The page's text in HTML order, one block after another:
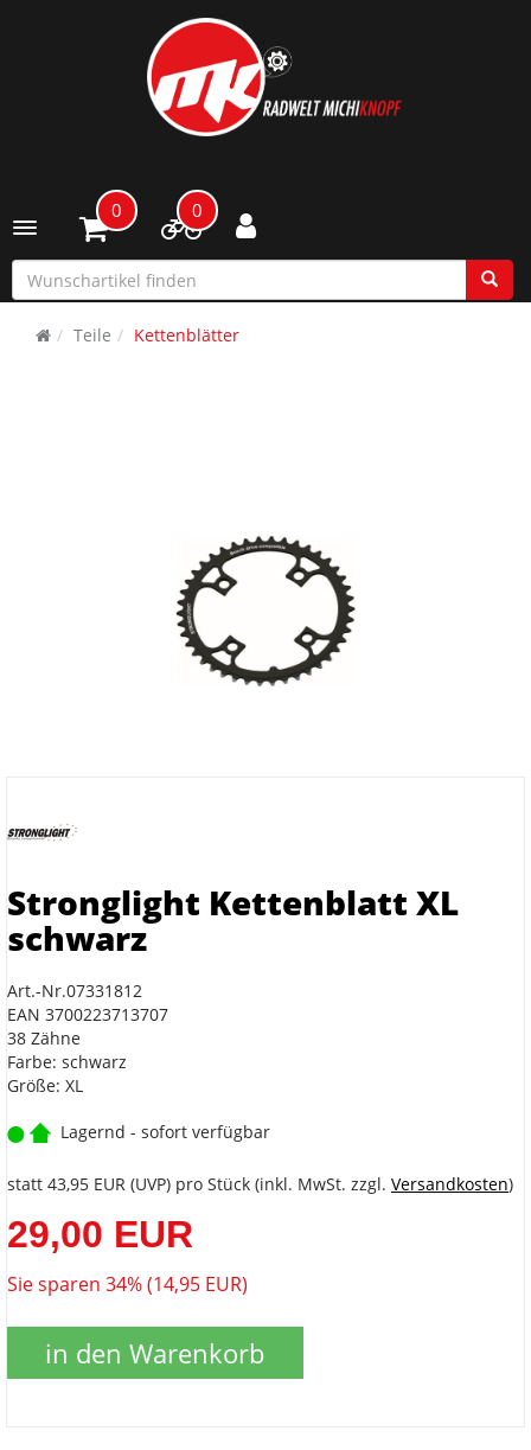
Toggle navigation
0 0
Teile Kettenblätter
Stronglight Kettenblatt XL
schwarz
Art.-Nr.07331812
EAN 3700223713707
38 Zähne
Farbe: schwarz
Größe: XL
Lagernd - sofort verfügbar
statt 43,95 EUR (UVP) pro Stück (inkl. MwSt. zzgl. Versandkosten)
29,00 EUR
Sie sparen 34% (14,95 EUR)
in den Warenkorb